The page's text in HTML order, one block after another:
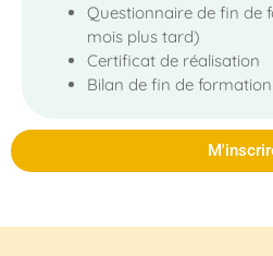
Questionnaire de fin de
mois plus tard)
Certificat de réalisation
Bilan de fin de